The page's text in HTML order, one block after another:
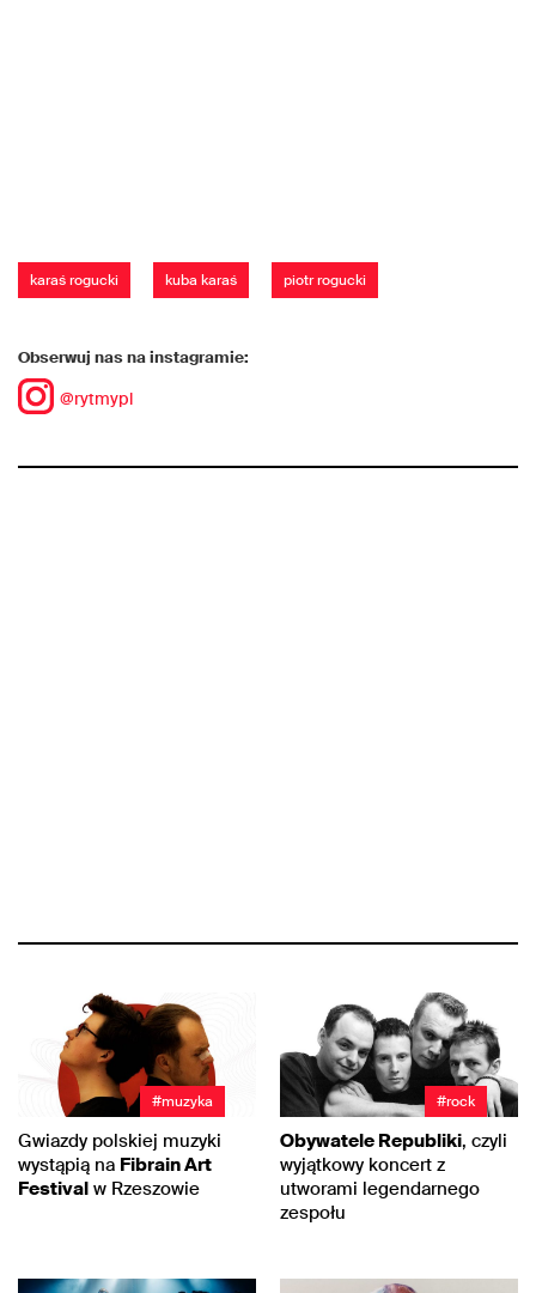
karaś rogucki kuba karaś piotr rogucki
Obserwuj nas na instagramie:
@rytmypl
#muzyka
Gwiazdy polskiej muzyki
wystąpią na Fibrain Art
Festival w Rzeszowie
#rock
Obywatele Republiki, czyli
wyjątkowy koncert z
utworami legendarnego
zespołu